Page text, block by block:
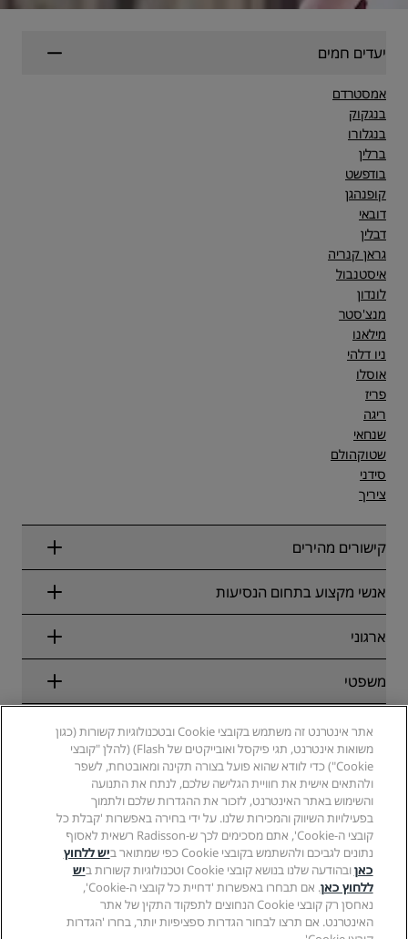
יעדים חמים
אמסטרדם
בנגקוק
בנגלורו
ברלין
בודפשט
קופנהגן
דובאי
דבלין
גראן קנריה
איסטנבול
לונדון
מנצ'סטר
מילאנו
ניו דלהי
אוסלו
פריז
ריגה
שנחאי
שטוקהולם
סידני
ציריך
קישורים מהירים
Radisson Rewards
Radisson Hotels APP
מלונות מאושרים לספורט
מלונות ידידותיים למשפחות
בריאות ובטיחות
אנשי מקצוע בתחום הנסיעות
שותפים
ארגוני
Radisson Hotel Group
קריירות ב-PPHE
קריירות ב-EHL
The Club by RHG
הזדמנויות פיתוח
עסק אחראי
רכש
משפטי
הודעה משפטית
תנאים והתניות של Radisson Rewards
הסכם שימוש באתר
נגישות דיגיטלית
הצהרת עבדות מודרנית
עזרה
התראות לצרכנים
איש קשר
שאלות נפוצות
מפת אתר
מדיה חברתית
מותגים של Radisson Hotels
אתר אינטרנט זה משתמש בקובצי Cookie ובטכנולוגיות קשורות (כגון
משואות אינטרנט, תגי פיקסל ואובייקטים של Flash) (להלן "קובצי
Cookie") כדי לוודא שהוא פועל בצורה תקינה ומאובטחת, לשפר
ולהתאים אישית את חוויית הגלישה שלכם, לנתח את התנועה
והשימוש באתר האינטרנט, לזכור את ההגדרות שלכם ולתמוך
בפעילויות השיווק והמכירות שלנו. על ידי בחירה באפשרות 'קבלת כל
קובצי ה-Cookie', אתם מסכימים לכך ש-Radisson רשאית לאסוף
נתונים לגביכם ולהשתמש בקובצי Cookie כפי שמתואר ב
יש ללחוץ
כאןובהודעה שלנו בנושא קובצי Cookie וטכנולוגיות קשורות ב
יש
ללחוץ כאן
. אם תבחרו באפשרות 'דחיית כל קובצי ה-Cookie',
נאחסן רק קובצי Cookie הנחוצים לתפקוד התקין של אתר
האינטרנט. אם תרצו לבחור הגדרות ספציפיות יותר, בחרו 'הגדרות